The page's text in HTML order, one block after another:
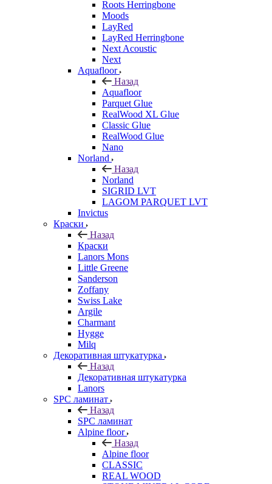
Roots Herringbone
Moods
LayRed
LayRed Herringbone
Next Acoustic
Next
Aquafloor
Назад
Aquafloor
Parquet Glue
RealWood XL Glue
Classic Glue
RealWood Glue
Nano
Norland
Назад
Norland
SIGRID LVT
LAGOM PARQUET LVT
Invictus
Краски
Назад
Краски
Lanors Mons
Little Greene
Sanderson
Zoffany
Swiss Lake
Argile
Charmant
Hygge
Milq
Декоративная штукатурка
Назад
Декоративная штукатурка
Lanors
SPC ламинат
Назад
SPC ламинат
Alpine floor
Назад
Alpine floor
CLASSIC
REAL WOOD